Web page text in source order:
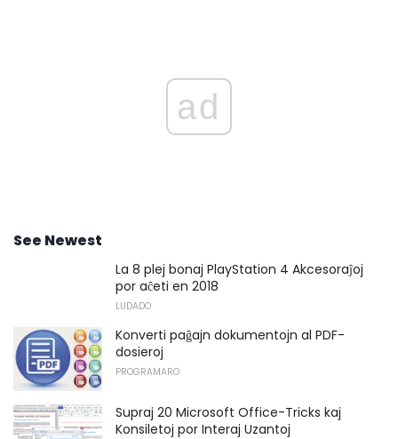
ad
See Newest
La 8 plej bonaj PlayStation 4 Akcesoraĵoj
por aĉeti en 2018
LUDADO
Konverti paĝajn dokumentojn al PDF-
dosieroj
PROGRAMARO
Supraj 20 Microsoft Office-Tricks kaj
Konsiletoj por Interaj Uzantoj